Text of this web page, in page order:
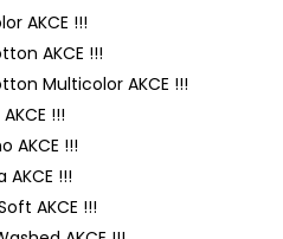
AKCE !!!
AKCE !!!
Multicolor AKCE !!!
!!!
AKCE !!!
AKCE !!!
AKCE !!!